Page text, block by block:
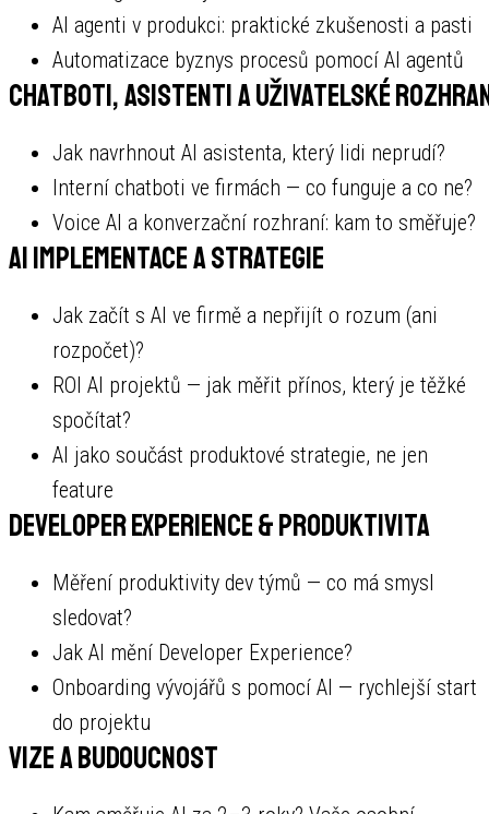
AI agenti v produkci: praktické zkušenosti a pasti
Automatizace byznys procesů pomocí AI agentů
Chatboti, asistenti a uživatelské
Jak navrhnout AI asistenta, který lidi neprudí?
Interní chatboti ve firmách — co funguje a co ne?
Voice AI a konverzační rozhraní: kam to směřuje?
AI implementace a strategie
Jak začít s AI ve firmě a nepřijít o rozum (ani
rozpočet)?
ROI AI projektů — jak měřit přínos, který je těžké
spočítat?
AI jako součást produktové strategie, ne jen
feature
Developer Experience & produktivita
Měření produktivity dev týmů — co má smysl
sledovat?
Jak AI mění Developer Experience?
Onboarding vývojářů s pomocí AI — rychlejší start
do projektu
Vize a budoucnost